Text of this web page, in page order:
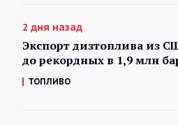
2 дня назад
Экспорт дизтоплива из
до рекордных в 1,9 млн
ТОПЛИВО